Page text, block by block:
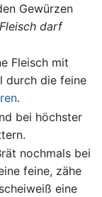
Gewürzen
darf
Fleisch mit
durch die feine
.
bei höchster
nochmals bei
feine, zähe
eine